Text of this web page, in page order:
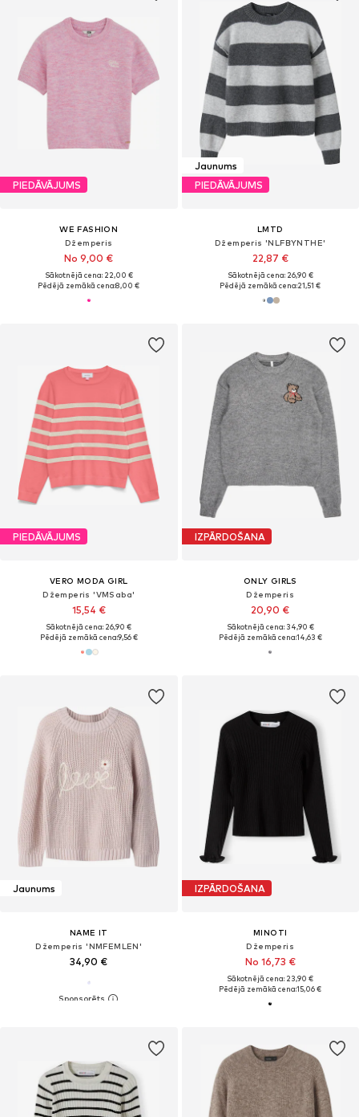
PIEDĀVĀJUMS
WE FASHION
Džemperis
No 9,00 €
Sākotnējā cena: 22,00 €
Pēdējā zemākā cena:8,00 €
Jaunums
PIEDĀVĀJUMS
LMTD
Džemperis 'NLFBYNTHE'
22,87 €
Sākotnējā cena: 26,90 €
Pēdējā zemākā cena:21,51 €
PIEDĀVĀJUMS
VERO MODA GIRL
Džemperis 'VMSaba'
15,54 €
Sākotnējā cena: 26,90 €
Pēdējā zemākā cena:9,56 €
IZPĀRDOŠANA
ONLY GIRLS
Džemperis
20,90 €
Sākotnējā cena: 34,90 €
Pēdējā zemākā cena:14,63 €
Jaunums
NAME IT
Džemperis 'NMFEMLEN'
34,90 €
IZPĀRDOŠANA
MINOTI
Džemperis
No 16,73 €
Sākotnējā cena: 23,90 €
Pēdējā zemākā cena:15,06 €